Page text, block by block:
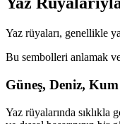
Yaz rüyaları, genellikle
Bu sembolleri anlamak
Güneş, Deniz,
Yaz rüyalarında sıklıkla